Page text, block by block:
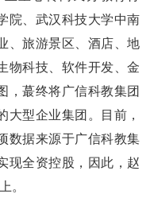
院、武汉科技大学中南
、旅游景区、酒店、地
物科技、软件开发、金
，蕞终将广信科教集团
大型企业集团。目前，
数据来源于广信科教集
现全资控股，因此，赵
。